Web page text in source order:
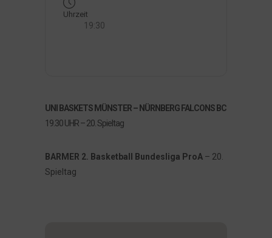
Uhrzeit
19:30
UNI BASKETS MÜNSTER – NÜRNBERG FALCONS BC
19.30 UHR – 20. Spieltag
BARMER 2. Basketball Bundesliga ProA – 20.
Spieltag